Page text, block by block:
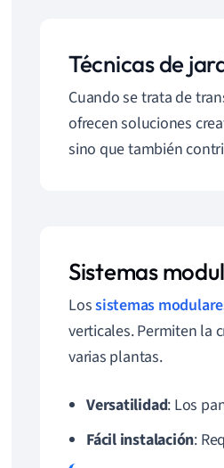
Técnicas de
Cuando se trata de
ofrecen soluciones
sino que también
Sistemas
Lossistemas
verticales. Permiten la
varias plantas.
Versatilidad: Los
Fácil instalación: